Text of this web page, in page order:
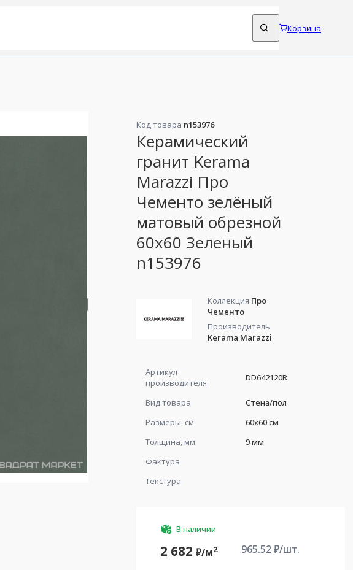
Корзина
Код товара n153976
Керамический
гранит Kerama
Marazzi Про
Чементо зелёный
матовый обрезной
60x60 Зеленый
n153976
Коллекция Про
Чементо
Производитель
Kerama Marazzi
Артикул
производителя
DD642120R
Вид товара
Стена/пол
Размеры, см
60x60 см
Толщина, мм
9 мм
Фактура
Текстура
В наличии
2 682 ₽/м2 965.52₽/шт.